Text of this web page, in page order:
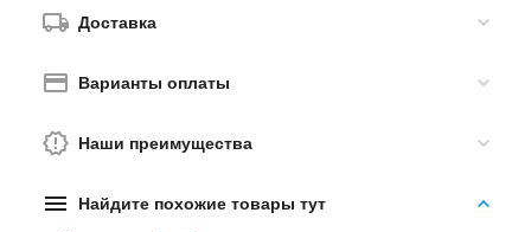
Доставка
Варианты оплаты
Наши преимущества
Найдите похожие товары тут